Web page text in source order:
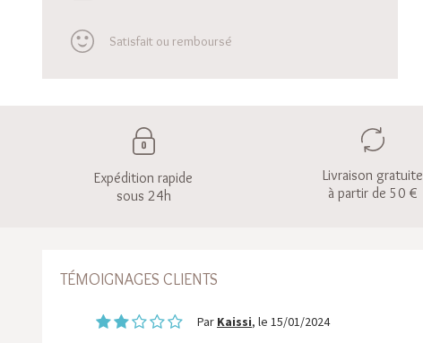
Satisfait ou remboursé
Expédition rapide
sous 24h
Livraison gratuite
à partir de 50 €
TÉMOIGNAGES CLIENTS
Par Kaissi, le 15/01/2024